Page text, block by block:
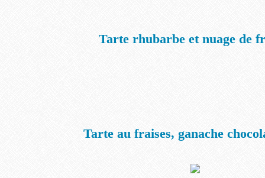
Tarte rhubarbe et nuage de
Tarte au fraises, ganache